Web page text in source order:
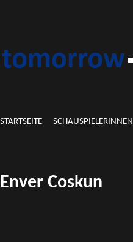
STARTSEITE SCHAUSPIELERINNEN
Enver Coskun